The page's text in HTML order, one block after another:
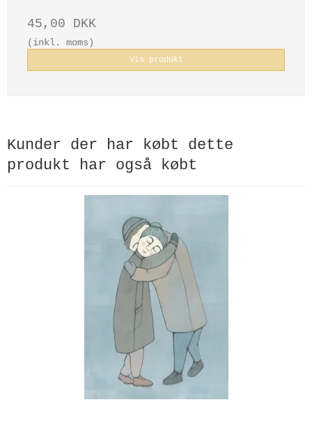
45,00 DKK
(inkl. moms)
Vis produkt
Kunder der har købt dette
produkt har også købt